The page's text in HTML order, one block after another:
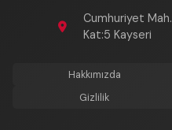
Cumhuriyet
Kat:5 Kayseri
Hakkımızda
Gizlilik